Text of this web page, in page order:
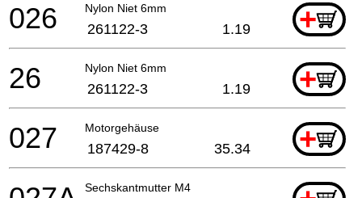
Nylon Niet 6mm +
026 261122-3 1.19
Nylon Niet 6mm +
26 261122-3 1.19
Motorgehäuse +
027 187429-8 35.34
Sechskantmutter M4